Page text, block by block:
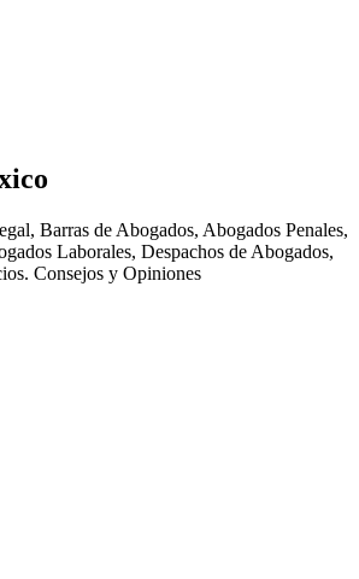
Barras de Abogados, Abogados Penales,
Laborales, Despachos de Abogados,
Consejos y Opiniones